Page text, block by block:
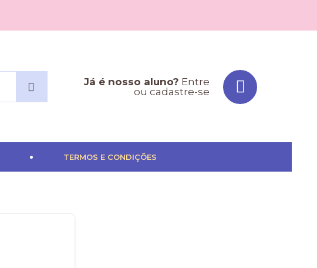
Já é nosso aluno? Entre
ou cadastre-se
TERMOS E CONDIÇÕES